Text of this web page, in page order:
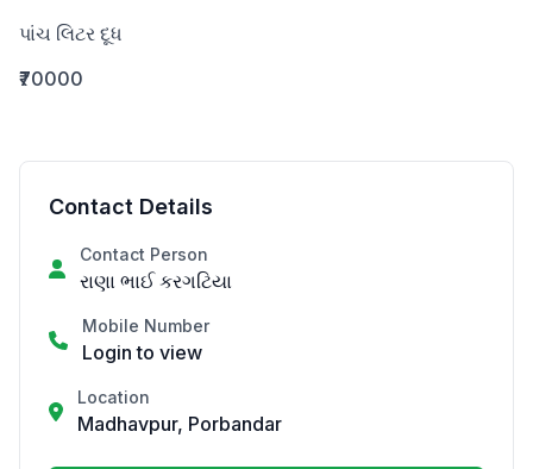
પાંચ લિટર દૂધ
₹70000
Contact Details
Contact Person
રાણા ભાઈ કરગટિયા
Mobile Number
Login to view
Location
Madhavpur, Porbandar